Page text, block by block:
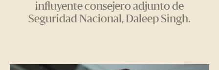
influyente consejero adjunto de
Seguridad Nacional, Daleep Singh.